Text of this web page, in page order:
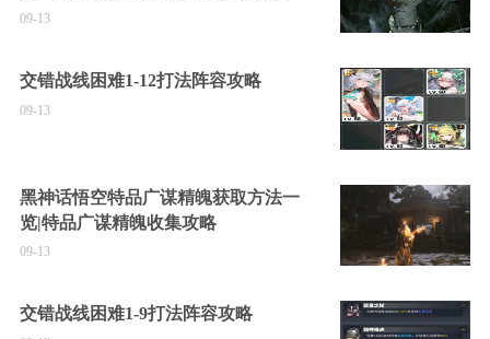
09-13
交错战线困难1-12打法阵容攻略
09-13
黑神话悟空特品广谋精魄获取方法一
览|特品广谋精魄收集攻略
09-13
交错战线困难1-9打法阵容攻略